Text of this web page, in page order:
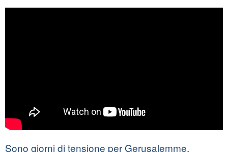
Sono giorni di tensione per Gerusalemme.